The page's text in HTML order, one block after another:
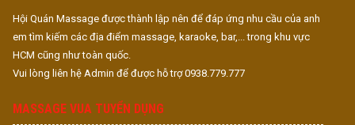
Hội Quán Massage được thành lập nên để đáp ứng nhu cầu của anh
em tìm kiếm các địa điểm massage, karaoke, bar,... trong khu vực
HCM cũng như toàn quốc.
Vui lòng liên hệ Admin để được hỗ trợ 0938.779.777
MASSAGE VUA TUYỂN DỤNG